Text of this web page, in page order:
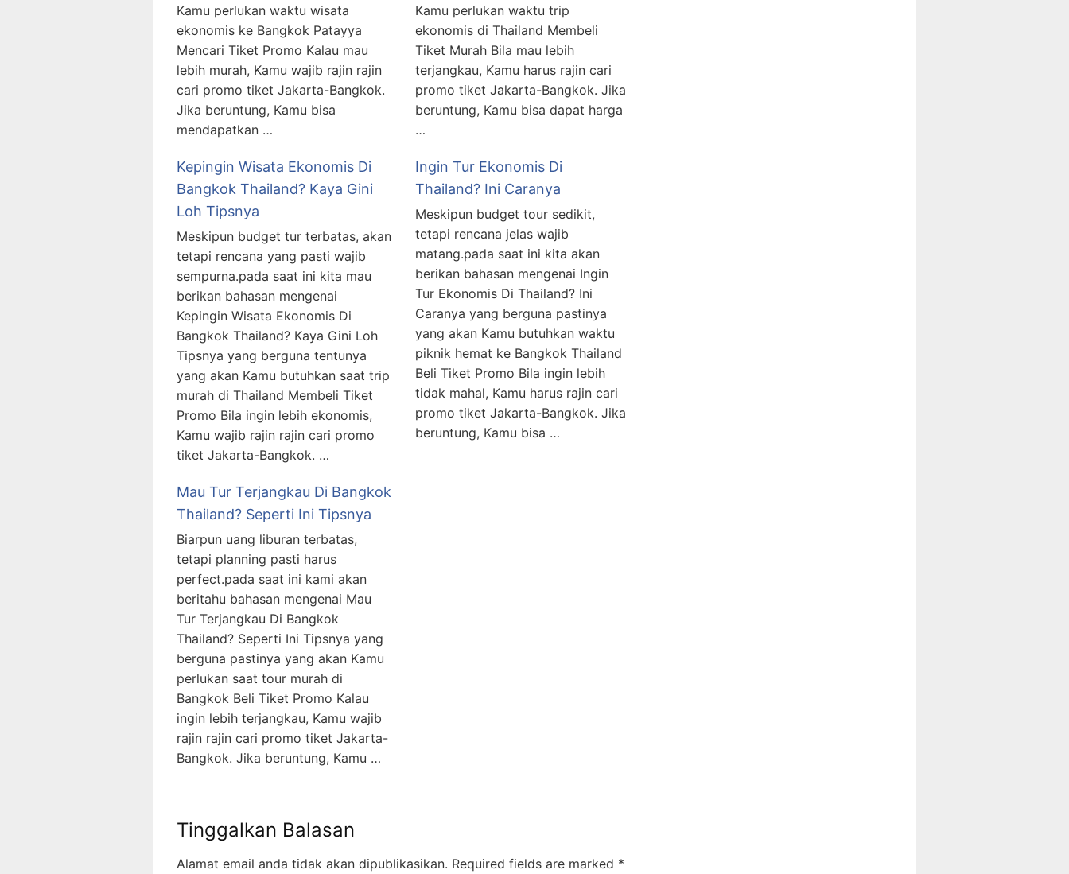
Kamu perlukan waktu wisata
ekonomis ke Bangkok Patayya
Mencari Tiket Promo Kalau mau
lebih murah, Kamu wajib rajin rajin
cari promo tiket Jakarta-Bangkok.
Jika beruntung, Kamu bisa
mendapatkan …
Kamu perlukan waktu trip
ekonomis di Thailand Membeli
Tiket Murah Bila mau lebih
terjangkau, Kamu harus rajin cari
promo tiket Jakarta-Bangkok. Jika
beruntung, Kamu bisa dapat harga
…
Kepingin Wisata Ekonomis Di
Bangkok Thailand? Kaya Gini
Loh Tipsnya
Meskipun budget tur terbatas, akan
tetapi rencana yang pasti wajib
sempurna.pada saat ini kita mau
berikan bahasan mengenai
Kepingin Wisata Ekonomis Di
Bangkok Thailand? Kaya Gini Loh
Tipsnya yang berguna tentunya
yang akan Kamu butuhkan saat trip
murah di Thailand Membeli Tiket
Promo Bila ingin lebih ekonomis,
Kamu wajib rajin rajin cari promo
tiket Jakarta-Bangkok. …
Ingin Tur Ekonomis Di
Thailand? Ini Caranya
Meskipun budget tour sedikit,
tetapi rencana jelas wajib
matang.pada saat ini kita akan
berikan bahasan mengenai Ingin
Tur Ekonomis Di Thailand? Ini
Caranya yang berguna pastinya
yang akan Kamu butuhkan waktu
piknik hemat ke Bangkok Thailand
Beli Tiket Promo Bila ingin lebih
tidak mahal, Kamu harus rajin cari
promo tiket Jakarta-Bangkok. Jika
beruntung, Kamu bisa …
Mau Tur Terjangkau Di Bangkok
Thailand? Seperti Ini Tipsnya
Biarpun uang liburan terbatas,
tetapi planning pasti harus
perfect.pada saat ini kami akan
beritahu bahasan mengenai Mau
Tur Terjangkau Di Bangkok
Thailand? Seperti Ini Tipsnya yang
berguna pastinya yang akan Kamu
perlukan saat tour murah di
Bangkok Beli Tiket Promo Kalau
ingin lebih terjangkau, Kamu wajib
rajin rajin cari promo tiket Jakarta-
Bangkok. Jika beruntung, Kamu …
Tinggalkan Balasan
Alamat email anda tidak akan dipublikasikan. Required fields are marked *